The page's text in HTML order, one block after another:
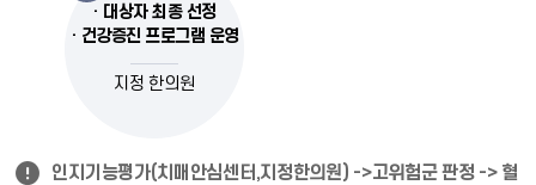
· 대상자 최종 선정
· 건강증진 프로그램 운영
지정 한의원
인지기능평가(치매안심센터,지정한의원) ->고위험군 판정 -> 혈